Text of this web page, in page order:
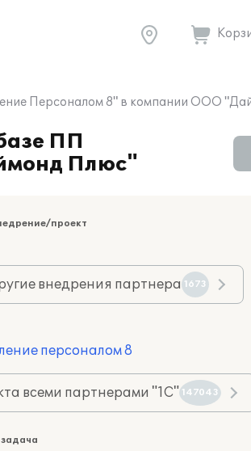
Персоналом 8" в компании ООО
ПП
Плюс"
проект
внедрения партнера 1673
персоналом 8
всеми партнерами "1С" 147043